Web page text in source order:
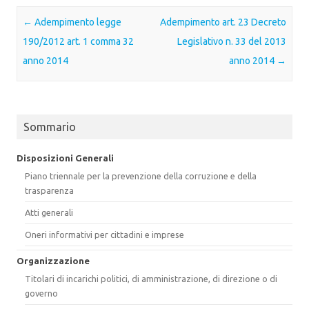
Post navigation
← Adempimento legge
190/2012 art. 1 comma 32
anno 2014
Adempimento art. 23 Decreto
Legislativo n. 33 del 2013
anno 2014 →
Sommario
Disposizioni Generali
Piano triennale per la prevenzione della corruzione e della
trasparenza
Atti generali
Oneri informativi per cittadini e imprese
Organizzazione
Titolari di incarichi politici, di amministrazione, di direzione o di
governo